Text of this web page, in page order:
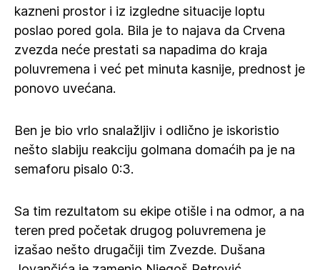
kazneni prostor i iz izgledne situacije loptu
poslao pored gola. Bila je to najava da Crvena
zvezda neće prestati sa napadima do kraja
poluvremena i već pet minuta kasnije, prednost je
ponovo uvećana.
Ben je bio vrlo snalažljiv i odlično je iskoristio
nešto slabiju reakciju golmana domaćih pa je na
semaforu pisalo 0:3.
Sa tim rezultatom su ekipe otišle i na odmor, a na
teren pred početak drugog poluvremena je
izašao nešto drugačiji tim Zvezde. Dušana